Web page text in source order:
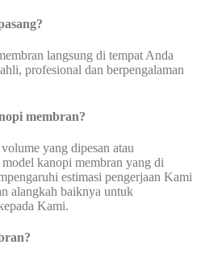
langsung di tempat Anda
profesional dan berpengalaman
membran?
yang dipesan atau
kanopi membran yang di
estimasi pengerjaan Kami
alangkah baiknya untuk
Kami.